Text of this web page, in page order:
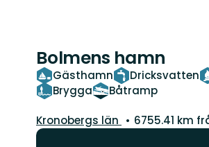
Bolmens hamn
Gästhamn Dricksvatten
Brygga
Båtramp
Län:
Kronobergs län
6755.41 km